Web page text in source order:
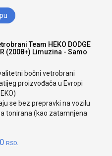
Team HEKO DODGE
(2008+) Limuzina - Samo
bočni vetrobrani
proizvođača u Evropi
se bez prepravki na vozilu
tonirana (kao zatamnjena
RSD.